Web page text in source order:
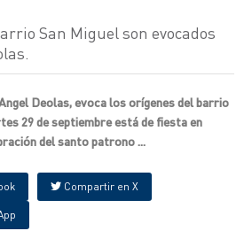
San Miguel son evocados
Deolas, evoca los orígenes del barrio
29 de septiembre está de fiesta en
del santo patrono ...
Compartir en X